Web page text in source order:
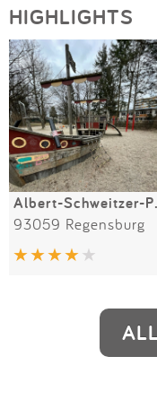
HIGHLIGHTS
93059 Regensburg